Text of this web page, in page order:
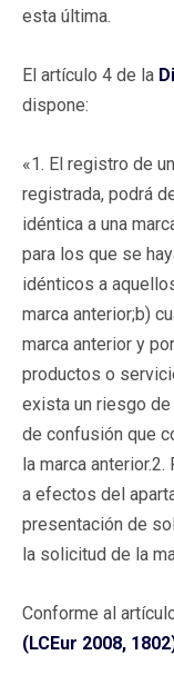
esta última.
El artículo 4 de la
dispone:
«1. El registro de
registrada, podrá
idéntica a una
para los que se
idénticos a
marca anterior;b)
marca anterior y
productos o
exista un riesgo
de confusión que
la marca
a efectos del
presentación de
la solicitud de la
Conforme al
(LCEur 2008,